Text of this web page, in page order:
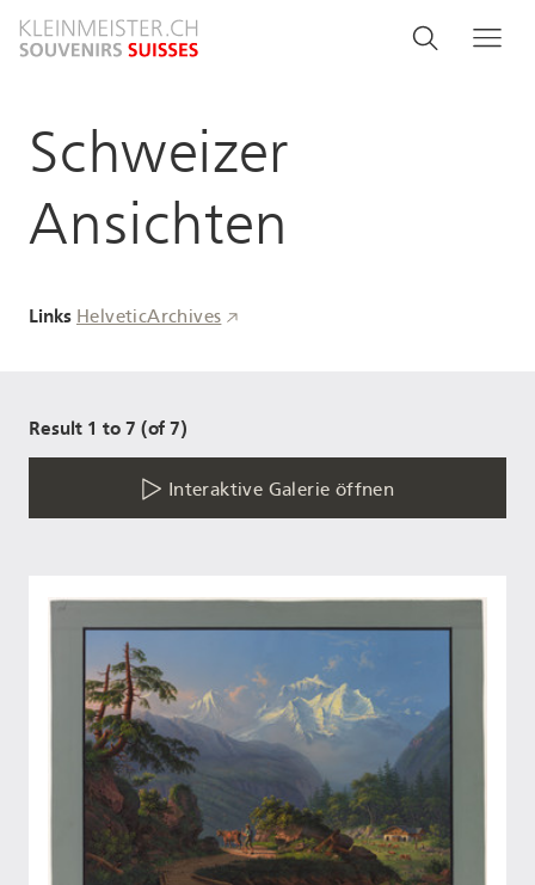
zum
Search
Suche
Schweizer
Ansichten
Links HelveticArchives
Result 1 to 7 (of 7)
Interaktive Galerie öffnen